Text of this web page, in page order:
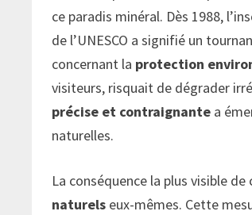
ce paradis minéral. Dès 1988,
de l’UNESCO a signifié un
concernant la protection
visiteurs, risquait de dégrader
précise et contraignante a
naturelles.
La conséquence la plus visible
naturels eux-mêmes. Cette